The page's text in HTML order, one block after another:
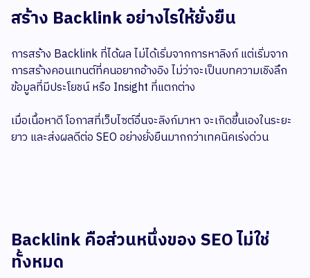
สร้าง Backlink อย่างไรให้ยั่งยืน
การสร้าง Backlink ที่ได้ผล ไม่ได้เริ่มจากการหาลิงก์ แต่เริ่มจาก
การสร้างคอนเทนต์ที่คนอยากอ้างอิง ไม่ว่าจะเป็นบทความเชิงลึก
ข้อมูลที่มีประโยชน์ หรือ Insight ที่แตกต่าง
เมื่อเนื้อหาดี โอกาสที่เว็บไซต์อื่นจะลิงก์มาหา จะเกิดขึ้นเองในระยะ
ยาว และส่งผลดีต่อ SEO อย่างยั่งยืนมากกว่าเทคนิคเร่งด่วน
Backlink คือส่วนหนึ่งของ SEO ไม่ใช่
ทั้งหมด